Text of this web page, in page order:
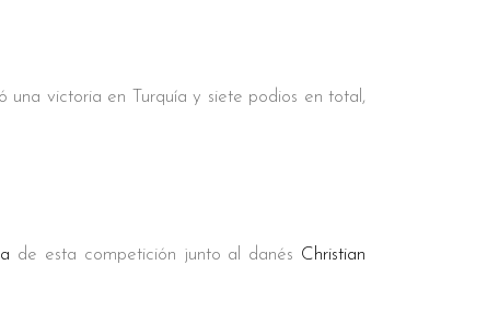
una victoria en Turquía y siete podios en total,
de esta competición junto al danés Christian